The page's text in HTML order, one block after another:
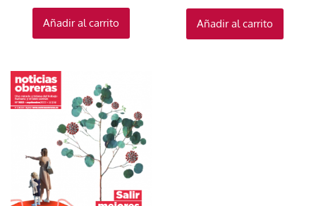
Añadir al carrito Añadir al carrito